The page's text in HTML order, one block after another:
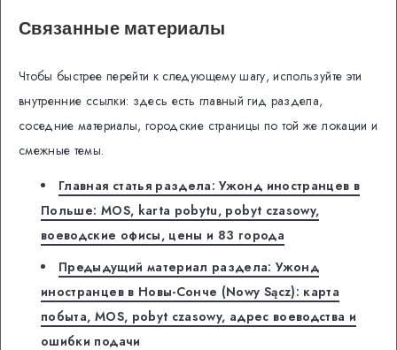
Связанные материалы
Чтобы быстрее перейти к следующему шагу, используйте эти
внутренние ссылки: здесь есть главный гид раздела,
соседние материалы, городские страницы по той же локации и
смежные темы.
Главная статья раздела: Ужонд иностранцев в
Польше: MOS, karta pobytu, pobyt czasowy,
воеводские офисы, цены и 83 города
Предыдущий материал раздела: Ужонд
иностранцев в Новы-Сонче (Nowy Sącz): карта
побыта, MOS, pobyt czasowy, адрес воеводства и
ошибки подачи